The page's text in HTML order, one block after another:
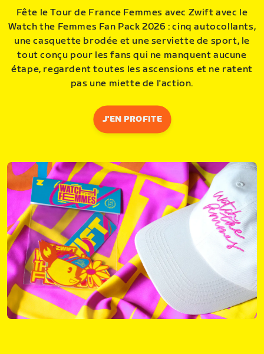
Fête le Tour de France Femmes avec Zwift avec le
Watch the Femmes Fan Pack 2026 : cinq autocollants,
une casquette brodée et une serviette de sport, le
tout conçu pour les fans qui ne manquent aucune
étape, regardent toutes les ascensions et ne ratent
pas une miette de l'action.
J'EN PROFITE